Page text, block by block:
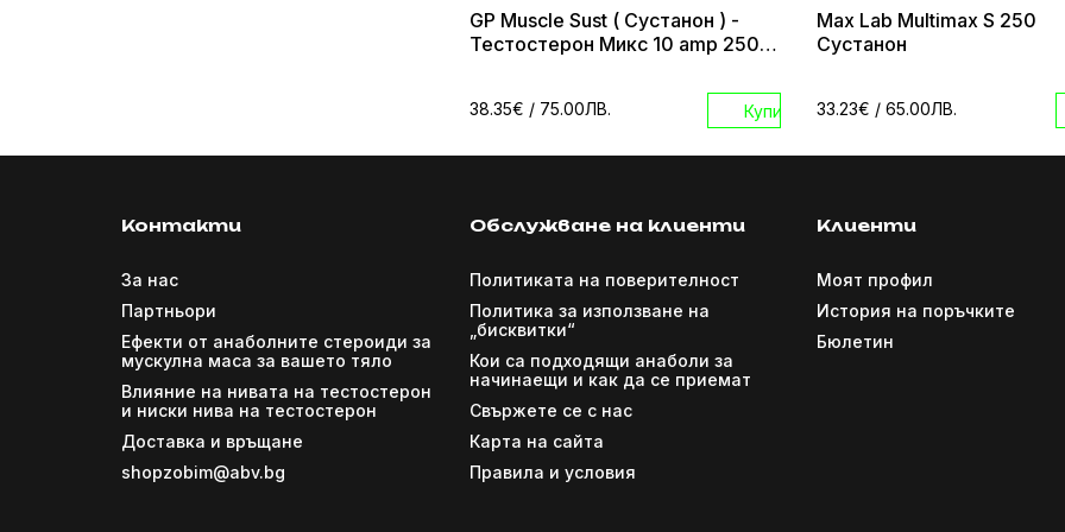
GP Muscle Sust ( Сустанон ) -
Тестостерон Микс 10 amp 250
38.35€ / 75.00ЛВ. Купи
Max Lab Multimax S 250
Сустанон
33.23€ / 65.00ЛВ.
Контакти
За нас
Партньори
Ефекти от анаболните стероиди за
мускулна маса за вашето тяло
Влияние на нивата на тестостерон
и ниски нива на тестостерон
Доставка и връщане
shopzobim@abv.bg
Обслужване на клиенти
Политиката на поверителност
Политика за използване на
„бисквитки“
Кои са подходящи анаболи за
начинаещи и как да се приемат
Свържете се с нас
Карта на сайта
Правила и условия
Клиенти
Моят профил
История на поръчките
Бюлетин